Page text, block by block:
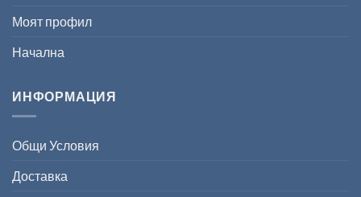
Моят профил
Начална
ИНФОРМАЦИЯ
Общи Условия
Доставка